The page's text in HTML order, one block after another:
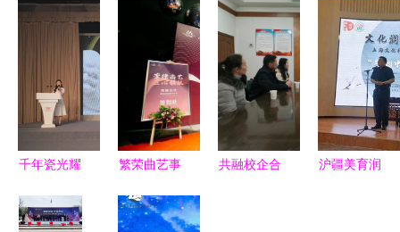
2024年花
文化绽放，
艺术交流共
融
艺术交流会
场活动都成
为艺术盛宴
届国际文化
艺术节开幕
跨文化交流
的新篇章
千年瓷光耀
本色·德化
繁荣曲艺事
艺团文化有
共融校企合
沪疆美育润